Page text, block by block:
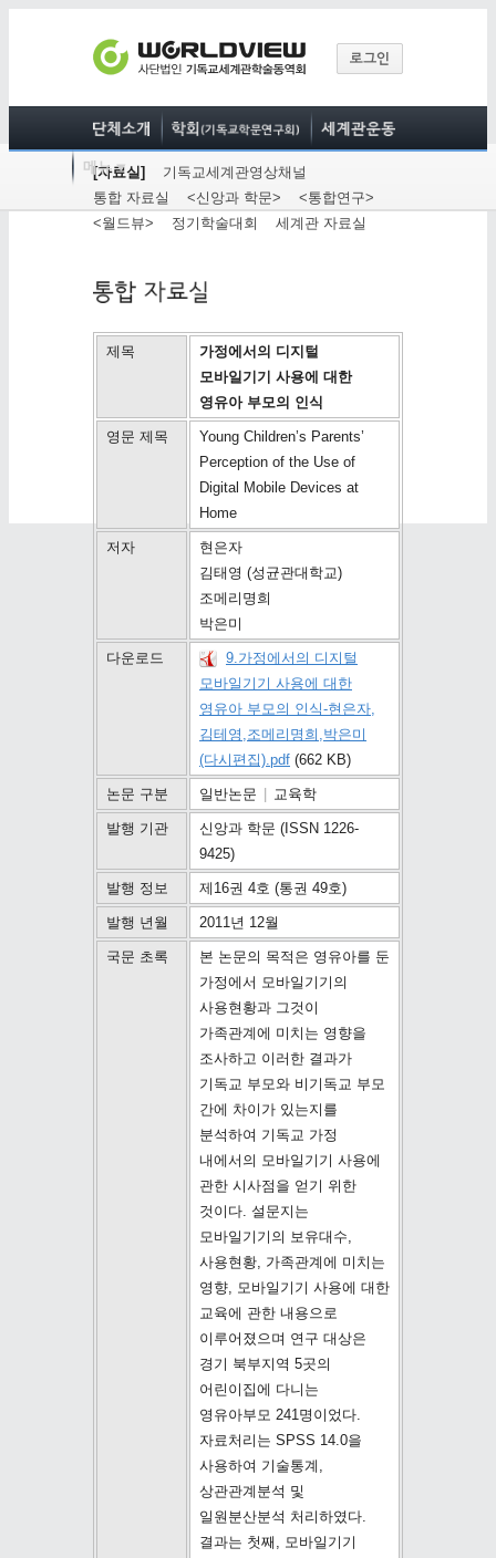
[자료실]
기독교세계관영상채널
통합 자료실
<신앙과 학문>
<통합연구>
<월드뷰>
정기학술대회 세계관 자료실
제목
가정에서의 디지털
모바일기기 사용에 대한
영유아 부모의 인식
영문 제목
Young Children’s Parents’
Perception of the Use of
Digital Mobile Devices at
Home
저자
현은자
김태영 (성균관대학교)
조메리명희
박은미
다운로드
9.가정에서의 디지털
모바일기기 사용에 대한
영유아 부모의 인식-현은자,
김테영,조메리명희,박은미
(다시편집).pdf (662 KB)
논문 구분 일반논문 교육학
발행 기관
신앙과 학문 (ISSN 1226-
9425)
발행 정보 제16권 4호 (통권 49호)
발행 년월 2011년 12월
국문 초록
본 논문의 목적은 영유아를 둔
가정에서 모바일기기의
사용현황과 그것이
가족관계에 미치는 영향을
조사하고 이러한 결과가
기독교 부모와 비기독교 부모
간에 차이가 있는지를
분석하여 기독교 가정
내에서의 모바일기기 사용에
관한 시사점을 얻기 위한
것이다. 설문지는
모바일기기의 보유대수,
사용현황, 가족관계에 미치는
영향, 모바일기기 사용에 대한
교육에 관한 내용으로
이루어졌으며 연구 대상은
경기 북부지역 5곳의
어린이집에 다니는
영유아부모 241명이었다.
자료처리는 SPSS 14.0을
사용하여 기술통계,
상관관계분석 및
일원분산분석 처리하였다.
결과는 첫째, 모바일기기